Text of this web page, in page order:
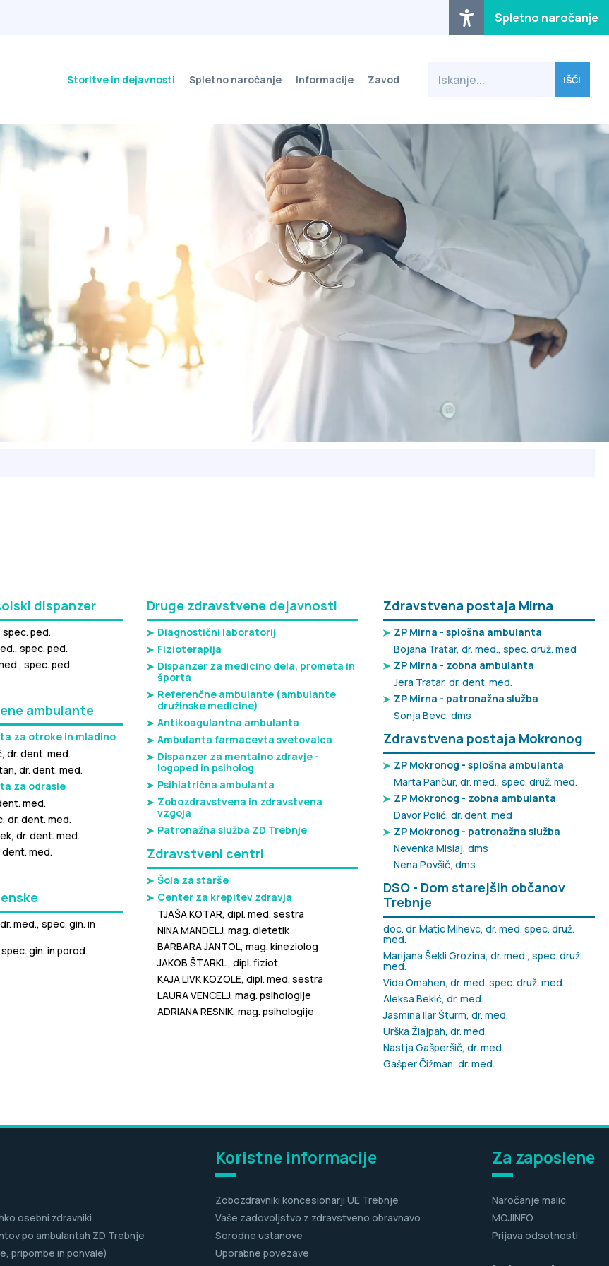
Spletno naročanje
Storitve in dejavnosti Spletno naročanje Informacije Zavod
dispanzer
spec. ped.
spec. ped.
spec. ped.
ambulante
za otroke in mladino
dr. dent. med.
dr. dent. med.
za odrasle
med.
dr. dent. med.
dr. dent. med.
med.
med., spec. gin. in
gin. in porod.
Druge zdravstvene dejavnosti
Diagnostični laboratorij
Fizioterapija
Dispanzer za medicino dela, prometa in
športa
Referenčne ambulante (ambulante
družinske medicine)
Antikoagulantna ambulanta
Ambulanta farmacevta svetovalca
Dispanzer za mentalno zdravje -
logoped in psiholog
Psihiatrična ambulanta
Zobozdravstvena in zdravstvena
vzgoja
Patronažna služba ZD Trebnje
Zdravstveni centri
Šola za starše
Center za krepitev zdravja
TJAŠA KOTAR, dipl. med. sestra
NINA MANDELJ, mag. dietetik
BARBARA JANTOL, mag. kineziolog
JAKOB ŠTARKL , dipl. fiziot.
KAJA LIVK KOZOLE, dipl. med. sestra
LAURA VENCELJ, mag. psihologije
ADRIANA RESNIK, mag. psihologije
Zdravstvena postaja Mirna
ZP Mirna - splošna ambulanta
Bojana Tratar, dr. med., spec. druž. med
ZP Mirna - zobna ambulanta
Jera Tratar, dr. dent. med.
ZP Mirna - patronažna služba
Sonja Bevc, dms
Zdravstvena postaja Mokronog
ZP Mokronog - splošna ambulanta
Marta Pančur, dr. med., spec. druž. med.
ZP Mokronog - zobna ambulanta
Davor Polić, dr. dent. med
ZP Mokronog - patronažna služba
Nevenka Mislaj, dms
Nena Povšič, dms
DSO - Dom starejših občanov
Trebnje
doc. dr. Matic Mihevc, dr. med. spec. druž.
med.
Marijana Šekli Grozina, dr. med., spec. druž.
med.
Vida Omahen, dr. med. spec. druž. med.
Aleksa Bekić, dr. med.
Jasmina Ilar Šturm, dr. med.
Urška Žlajpah, dr. med.
Nastja Gašperšič, dr. med.
Gašper Čižman, dr. med.
osebni zdravniki
po ambulantah ZD Trebnje
pripombe in pohvale)
Koristne informacije
Zobozdravniki koncesionarji UE Trebnje
Vaše zadovoljstvo z zdravstveno obravnavo
Sorodne ustanove
Uporabne povezave
Za zaposlene
Naročanje malic
MOJINFO
Prijava odsotnosti